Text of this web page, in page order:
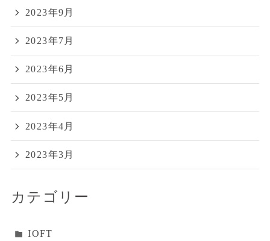
2023年9月
2023年7月
2023年6月
2023年5月
2023年4月
2023年3月
カテゴリー
IOFT